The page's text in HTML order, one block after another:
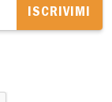
ISCRIVIMI